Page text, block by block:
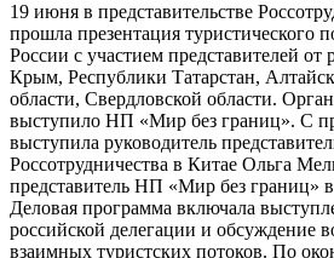
19 июня в представительстве
прошла презентация туристического
России с участием представителей от
Крым, Республики Татарстан,
области, Свердловской области.
выступило НП «Мир без границ». С
выступила руководитель
Россотрудничества в Китае Ольга
представитель НП «Мир без границ»
Деловая программа включала
российской делегации и обсуждение
взаимных туристских потоков. По